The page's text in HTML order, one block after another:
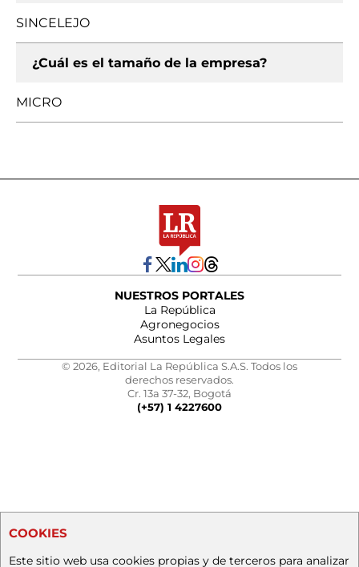
SINCELEJO
¿Cuál es el tamaño de la empresa?
MICRO
NUESTROS PORTALES
La República
Agronegocios
Asuntos Legales
© 2026, Editorial La República S.A.S. Todos los
derechos reservados.
Cr. 13a 37-32, Bogotá
(+57) 1 4227600
COOKIES
Este sitio web usa cookies propias y de terceros para analizar